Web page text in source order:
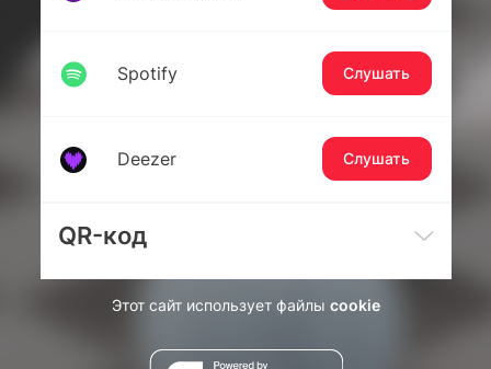
Spotify Слушать
Deezer Слушать
QR-код
Этот сайт использует файлы cookie